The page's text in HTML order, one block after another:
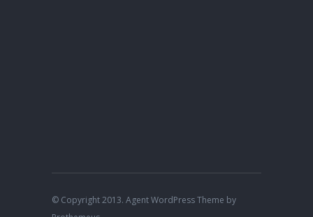
© Copyright 2013. Agent WordPress Theme by